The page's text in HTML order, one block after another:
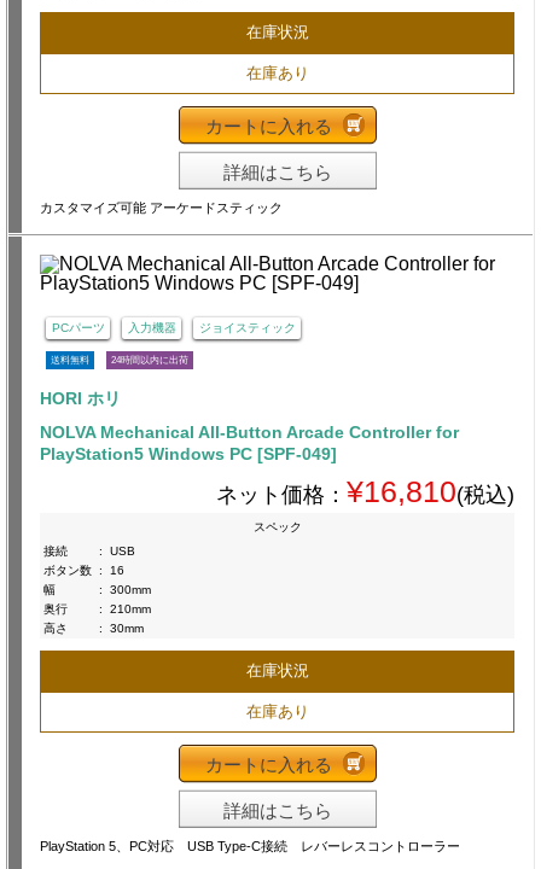
在庫状況
在庫あり
カートに入れる
詳細はこちら
カスタマイズ可能 アーケードスティック
PCパーツ 入力機器 ジョイスティック
送料無料 24時間以内に出荷
HORI ホリ
NOLVA Mechanical All-Button Arcade Controller for
PlayStation5 Windows PC [SPF-049]
ネット価格： ¥16,810(税込)
スペック
接続
:
USB
ボタン数 :
16
幅
:
300mm
奥行
:
210mm
高さ
: 30mm
在庫状況
在庫あり
カートに入れる
詳細はこちら
PlayStation 5、PC対応 USB Type-C接続 レバーレスコントローラー